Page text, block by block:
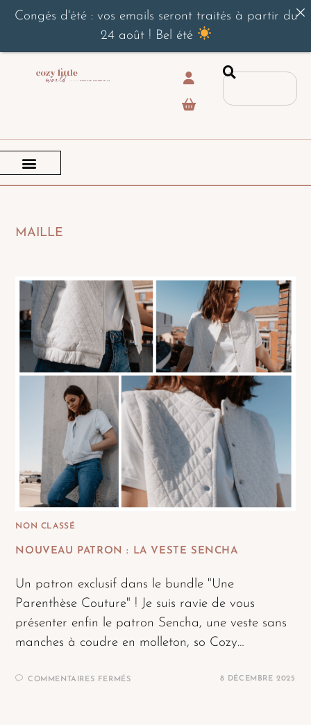
MAILLE
NON CLASSÉ
NOUVEAU PATRON : LA VESTE SENCHA
Un patron exclusif dans le bundle "Une
Parenthèse Couture" ! Je suis ravie de vous
présenter enfin le patron Sencha, une veste sans
manches à coudre en molleton, so Cozy…
COMMENTAIRES FERMÉS 8 DÉCEMBRE 2025
Congés d'été : vos emails seront traités à partir du
24 août ! Bel été